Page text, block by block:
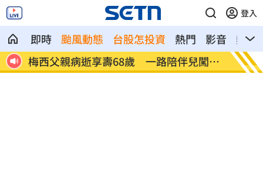
登入
即時 颱風動態 台股怎投資 熱門 影音
熱搜
梅西父親病逝享壽68歲 一路陪伴兒闖足
壇
5登
體